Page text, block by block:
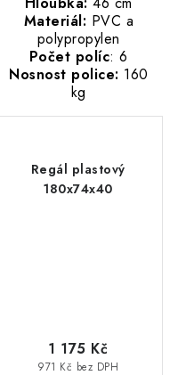
Materiál: PVC a
polypropylen
Počet políc: 6
Nosnost police: 160
kg
Regál plastový
180x74x40
971 Kč bez DPH
1 175 Kč